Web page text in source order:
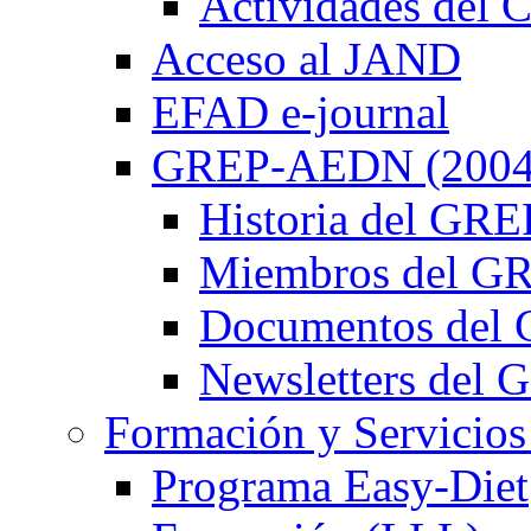
Acceso al JAND
EFAD e-journal
GREP-AEDN
Historia del
Miembros del
Documentos del
Newsletters del
Formación y
Programa Easy-Diet